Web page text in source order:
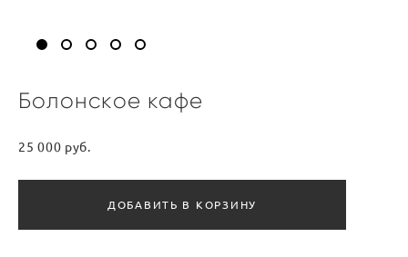
Болонское кафе
25 000 pуб.
ДОБАВИТЬ В КОРЗИНУ